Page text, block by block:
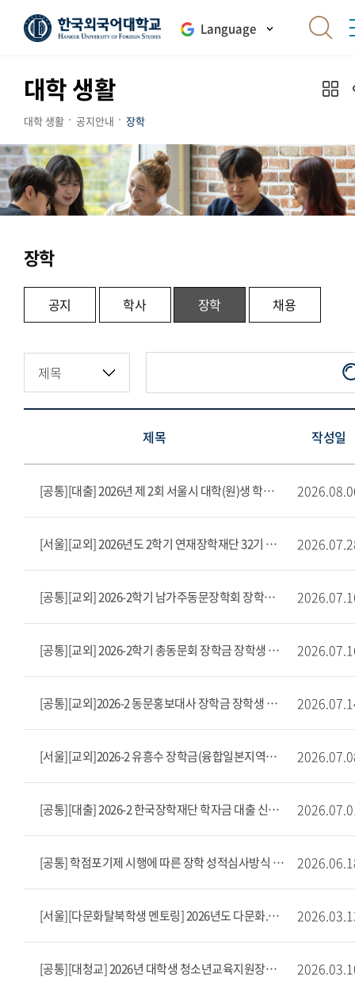
Language
대학 생활
대학 생활 공지안내 장학
장학
공지 학사 장학
채용
제목 작성일
[공통][대출] 2026년 제 2회 서울시 대학(원)생 학자금대출 이자 지원
[서울][교외] 2026년도 2학기 연재장학재단 32기 장학생 선발안내(~8/10)
[공통][교외] 2026-2학기 남가주동문장학회 장학생 선발 공고
[공통][교외] 2026-2학기 총동문회 장학금 장학생 선발 공고
[공통][교외]2026-2 동문홍보대사 장학금 장학생 모집(~8/12)
[서울][교외]2026-2 유흥수 장학금(융합일본지역학부 재학생 대상) 장학생 선발(~8/7)
[공통][대출] 2026-2 한국장학재단 학자금 대출 신청 안내
[공통] 학점포기제 시행에 따른 장학 성적심사방식 안내
[서울][다문화탈북학생 멘토링] 2026년도 다문화.탈북(이주.북한배경)학생 멘토링 사업 장학생 모집 안내(상시 모집)
[공통][대청교] 2026년 대학생 청소년교육지원장학금 멘토 모집안내